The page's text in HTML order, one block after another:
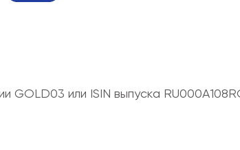
GOLD03 или ISIN выпуска